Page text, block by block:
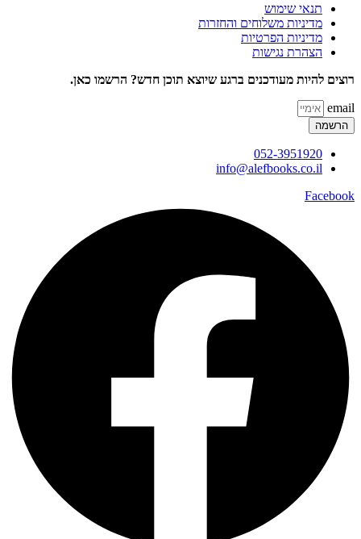
תנאי שימוש
מדיניות משלוחים והחזרות
מדיניות הפרטיות
הצהרת נגישות
רוצים להיות מעודכנים ברגע שיוצא תוכן חדש? הרשמו כאן.
email
הרשמה
052-3951920
info@alefbooks.co.il
Facebook